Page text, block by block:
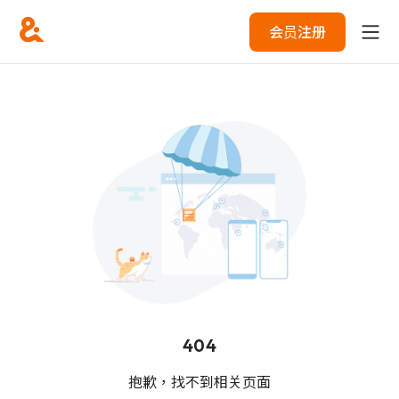
会员注册
404
抱歉，找不到相关页面